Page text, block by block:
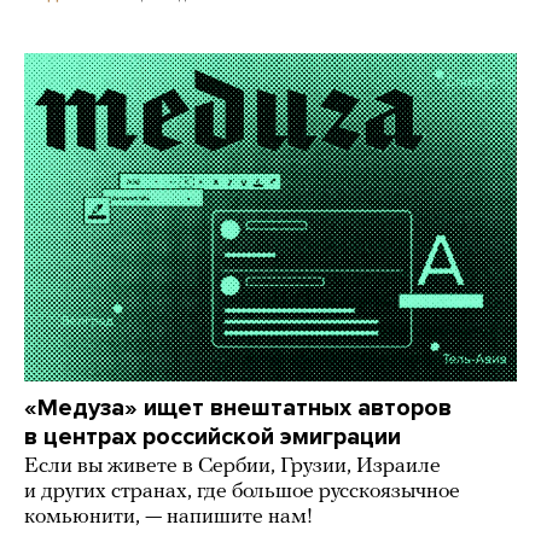
«Медуза» ищет внештатных авторов
в центрах российской эмиграции
Если вы живете в Сербии, Грузии, Израиле
и других странах, где большое русскоязычное
комьюнити, — напишите нам!